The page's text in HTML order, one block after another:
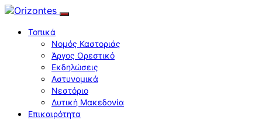
Τοπικά
Νομός Καστοριάς
Άργος Ορεστικό
Εκδηλώσεις
Αστυνομικά
Νεστόριο
Δυτική Μακεδονία
Επικαιρότητα